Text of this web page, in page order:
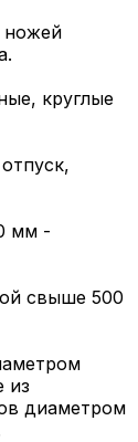
ножей
круглые
мм -
свыше 500
из
диаметром